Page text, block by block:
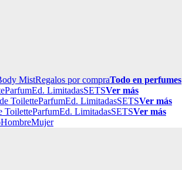
MistRegalos por compraTodo en perfumes
ParfumEd. LimitadasSETSVer más
ToiletteParfumEd. LimitadasSETSVer más
ToiletteParfumEd. LimitadasSETSVer más
HombreMujer